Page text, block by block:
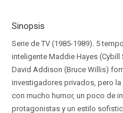
Sinopsis
Serie de TV (1985-1989). 5
inteligente Maddie Hayes
David Addison (Bruce Willis)
investigadores privados, pero
con mucho humor, un poco de
protagonistas y un estilo